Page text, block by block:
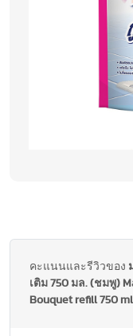
คะแนนและรีวิวของ
เติม 750 มล. (ชมพู)
Bouquet refill 750